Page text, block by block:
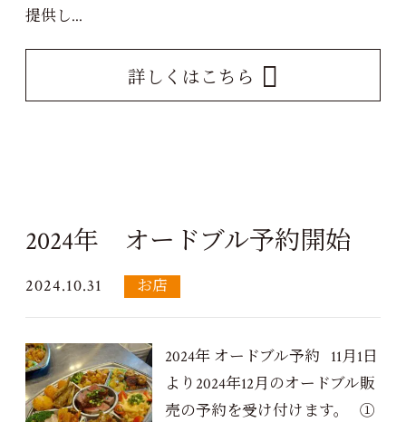
提供し...
詳しくはこちら
2024年 オードブル予約開始
2024.10.31 お店
2024年 オードブル予約 11月1日
より2024年12月のオードブル販
売の予約を受け付けます。 ①